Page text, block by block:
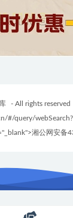
- All rights reserved
#/query/
湘公网安备